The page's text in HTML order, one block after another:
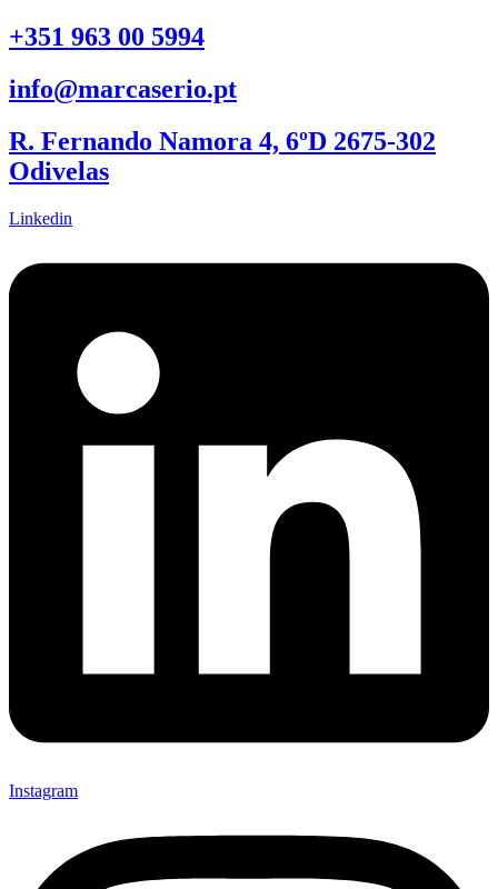
+351 963 00 5994
info@marcaserio.pt
R. Fernando Namora 4, 6ºD 2675-302
Odivelas
Linkedin
Instagram